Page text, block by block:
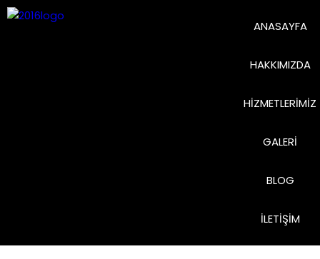
ANASAYFA
HAKKIMIZDA
HIZMETLERIMIZ
GALERI
BLOG
İLETIŞIM